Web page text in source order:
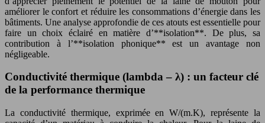
améliorer le confort et réduire les consommations d’énergie dans les
bâtiments. Une analyse approfondie de ces atouts est essentielle pour
faire un choix éclairé en matière d’**isolation**. De plus, sa
contribution à l’**isolation phonique** est un avantage non
négligeable.
Conductivité thermique (lambda – λ) : un facteur clé
de la performance thermique
La conductivité thermique, exprimée en W/(m.K), représente la